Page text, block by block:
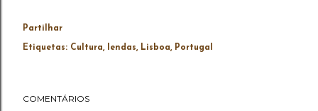
Partilhar
Etiquetas: Cultura lendas Lisboa Portugal
COMENTÁRIOS